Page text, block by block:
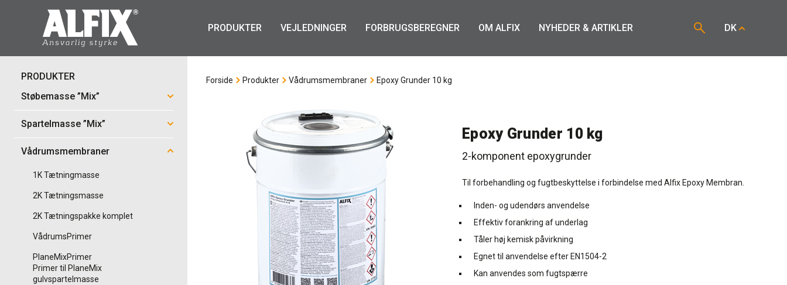
PRODUKTER VEJLEDNINGER FORBRUGSBEREGNER OM ALFIX NYHEDER & ARTIKLER DK
PRODUKTER
Støbemasse ”Mix”
Spartelmasse ”Mix”
Vådrumsmembraner
1K Tætningmasse
2K Tætningsmasse
2K Tætningspakke komplet
VådrumsPrimer
PlaneMixPrimer
Primer til PlaneMix
gulvspartelmasse
Forside Produkter Vådrumsmembraner Epoxy Grunder 10 kg
Epoxy Grunder 10 kg
2-komponent epoxygrunder
Til forbehandling og fugtbeskyttelse i forbindelse med Alfix Epoxy Membran.
Inden- og udendørs anvendelse
Effektiv forankring af underlag
Tåler høj kemisk påvirkning
Egnet til anvendelse efter EN1504-2
Kan anvendes som fugtspærre